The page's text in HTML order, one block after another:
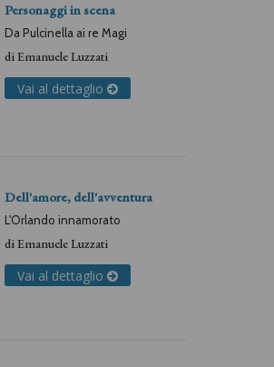
Personaggi in scena
Da Pulcinella ai re Magi
diEmanuele Luzzati
Vai al dettaglio
Dell'amore, dell'avventura
L'Orlando innamorato
diEmanuele Luzzati
Vai al dettaglio